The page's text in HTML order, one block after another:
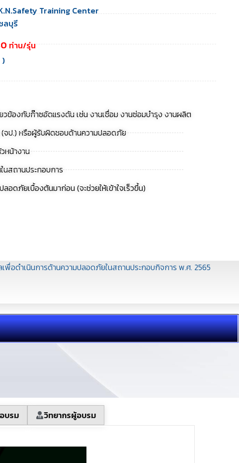
Training Center
ลบุรี
ท่าน/รุ่น
)
วข้องกับก๊าซอัดแรงดัน เช่น งานเชื่อม งานซ่อมบำรุง งานผลิต
จป.) หรือผู้รับผิดชอบด้านความปลอดภัย
หน้างาน
นสถานประกอบการ
อดภัยเบื้องต้นมาก่อน (จะช่วยให้เข้าใจเร็วขึ้น)
อดำเนินการด้านความปลอดภัยในสถานประกอบกิจการ พ.ศ. 2565
บรม วิทยากรผู้อบรม